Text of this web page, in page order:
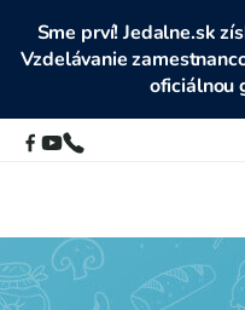
Sme prví! Jedalne.sk
Vzdelávanie
oficiálnou